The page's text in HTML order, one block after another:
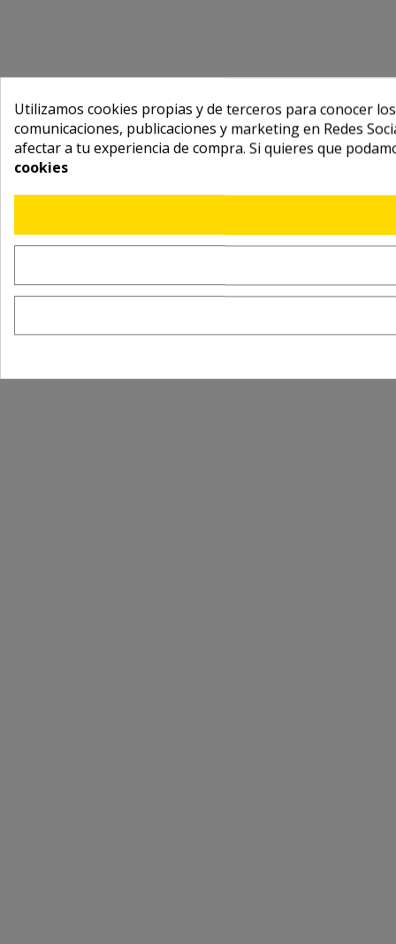
Utilizamos cookies propias y de terceros para conocer
comunicaciones, publicaciones y marketing en Redes
afectar a tu experiencia de compra. Si quieres que
cookies